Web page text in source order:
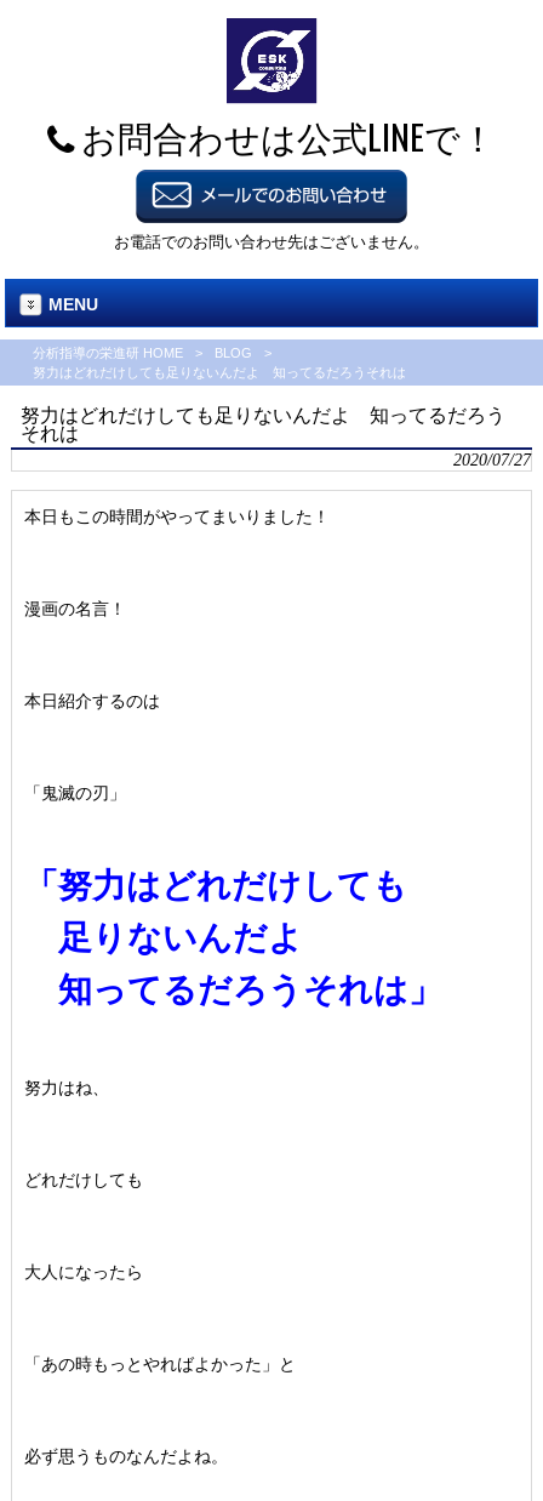
お問合わせは公式LINEで！
お電話でのお問い合わせ先はございません。
MENU
分析指導の栄進研 HOME > BLOG
>
努力はどれだけしても足りないんだよ 知ってるだろうそれは
努力はどれだけしても足りないんだよ 知ってるだろう
それは
2020/07/27
本日もこの時間がやってまいりました！
漫画の名言！
本日紹介するのは
「鬼滅の刃」
「努力はどれだけしても
足りないんだよ
知ってるだろうそれは」
努力はね、
どれだけしても
大人になったら
「あの時もっとやればよかった」と
必ず思うものなんだよね。